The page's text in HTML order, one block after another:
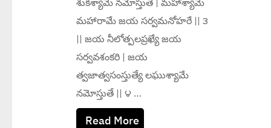
శుకశ్యామే నమోస్తుతే | మహాశ్యామే
మహారామే జయ సర్వమనోహరే || ౩
|| జయ నీలోత్పలప్రఖ్యే జయ
సర్వవశంకరి | జయ
త్వజాత్వసంస్తుత్యే లఘుశ్యామే
నమోస్తుతే || ౪ …
Read More